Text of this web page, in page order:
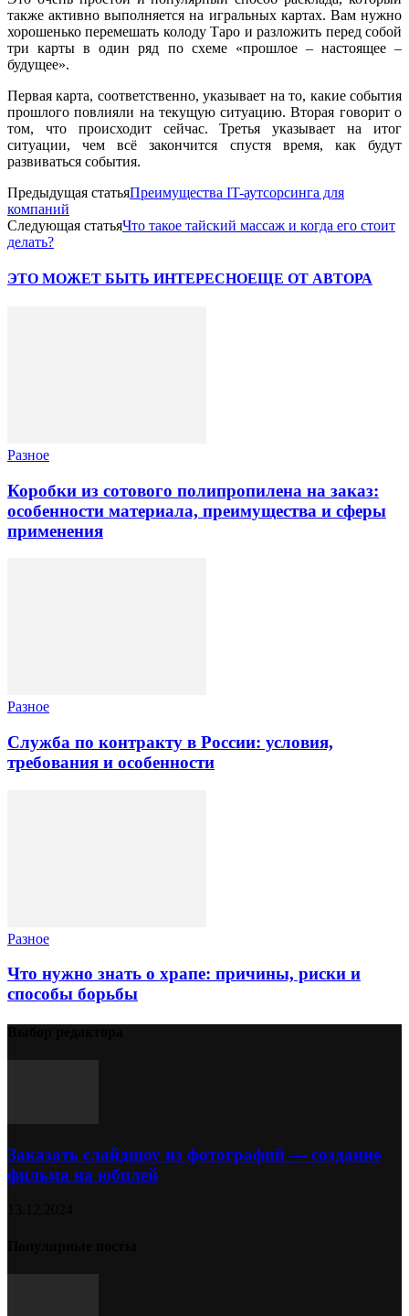
также активно выполняется на игральных картах. Вам нужно
хорошенько перемешать колоду Таро и разложить перед собой
три карты в один ряд по схеме «прошлое – настоящее –
будущее».
Первая карта, соответственно, указывает на то, какие события
прошлого повлияли на текущую ситуацию. Вторая говорит о
том, что происходит сейчас. Третья указывает на итог
ситуации, чем всё закончится спустя время, как будут
развиваться события.
Предыдущая статьяПреимущества IT-аутсорсинга для
компаний
Следующая статьяЧто такое тайский массаж и когда его стоит
делать?
ЭТО МОЖЕТ БЫТЬ ИНТЕРЕСНОЕЩЕ ОТ АВТОРА
Разное
Коробки из сотового полипропилена на заказ:
особенности материала, преимущества и сферы
применения
Разное
Служба по контракту в России: условия,
требования и особенности
Разное
Что нужно знать о храпе: причины, риски и
способы борьбы
Заказать слайдшоу из фотографий — создание
фильма на юбилей